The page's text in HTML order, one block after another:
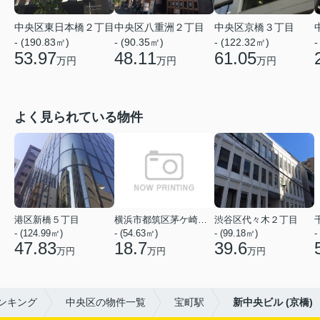
中央区東日本橋２丁目
- (190.83㎡)
53.97万円
中央区八重洲２丁目
- (90.35㎡)
48.11万円
中央区京橋３丁目
- (122.32㎡)
61.05万円
-
よく見られている物件
港区新橋５丁目
- (124.99㎡)
47.83万円
- (54.63㎡)
18.7万円
渋谷区代々木２丁目
- (99.18㎡)
39.6万円
-
キング 中央区の物件一覧 宝町駅 新中央ビル (京橋)